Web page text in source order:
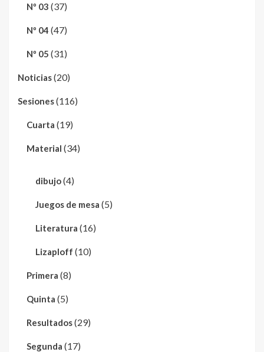
Nº 03 (37)
Nº 04 (47)
Nº 05 (31)
Noticias(20)
Sesiones(116)
Cuarta (19)
Material (34)
dibujo(4)
Juegos de mesa (5)
Literatura (16)
Lizaploff (10)
Primera (8)
Quinta (5)
Resultados(29)
Segunda (17)